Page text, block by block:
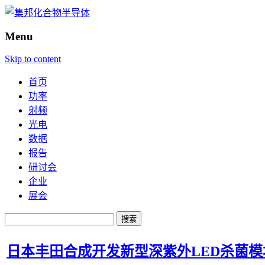
Menu
Skip to content
首页
功率
射频
光电
数据
报告
研讨会
企业
展会
日本丰田合成开发新型深紫外LED杀菌